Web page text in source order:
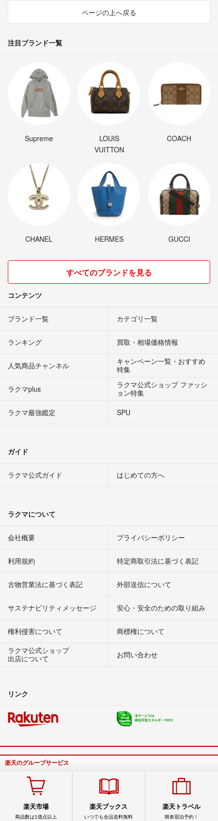
ページの上へ戻る
注目ブランド一覧
Supreme
LOUIS
VUITTON
COACH
CHANEL HERMES GUCCI
すべてのブランドを見る
コンテンツ
ブランド一覧 カテゴリ一覧
ランキング 買取・相場価格情報
人気商品チャンネル
キャンペーン一覧・おすすめ
特集
ラクマplus
ラクマ公式ショップ ファッシ
ョン特集
ラクマ最強鑑定
SPU
ガイド
ラクマ公式ガイド はじめての方へ
ラクマについて
会社概要 プライバシーポリシー
利用規約 特定商取引法に基づく表記
古物営業法に基づく表記 外部送信について
サステナビリティメッセージ 安心・安全のための取り組み
権利侵害について
商標権について
ラクマ公式ショップ
出店について
お問い合わせ
リンク
楽天のグループサービス
楽天市場
商品数は1億点以上
楽天ブックス
いつでも全品送料無料
楽天トラベル
簡単宿泊予約！